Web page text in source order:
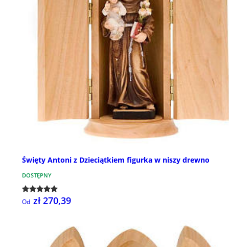
Święty Antoni z Dzieciątkiem figurka w niszy drewno
DOSTĘPNY
Od zł 270,39